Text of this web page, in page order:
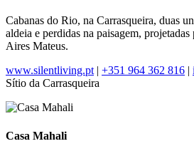
Cabanas do Rio, na Carrasqueira, duas
aldeia e perdidas na paisagem,
Aires Mateus.
www.silentliving.pt | +351 964 362 816 |
Sítio da Carrasqueira
Casa Mahali